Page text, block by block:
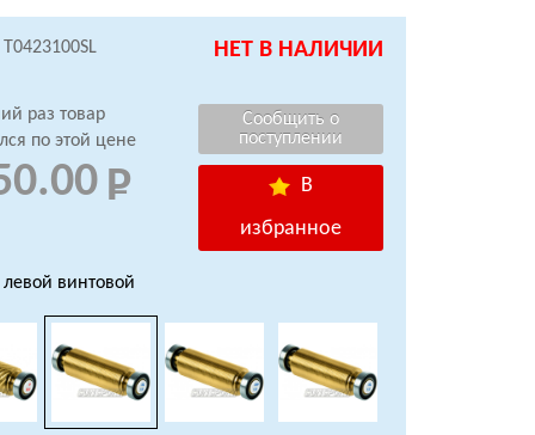
НЕТ В НАЛИЧИИ
раз товар
по этой цене
В
избранное
винтовой